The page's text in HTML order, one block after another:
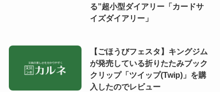
る”超小型ダイアリー「カードサ
イズダイアリー」
【ごほうびフェスタ】キングジム
が発売している折りたたみブック
クリップ「ツイップ(Twip)」を購
入したのでレビュー